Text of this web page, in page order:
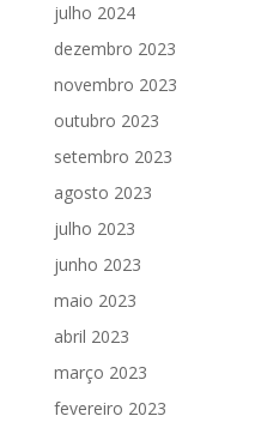
julho 2024
dezembro 2023
novembro 2023
outubro 2023
setembro 2023
agosto 2023
julho 2023
junho 2023
maio 2023
abril 2023
março 2023
fevereiro 2023